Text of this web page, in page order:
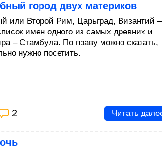
город двух материков
или Второй Рим, Царьград, Византий –
имен одного из самых древних и
– Стамбула. По праву можно сказать,
нужно посетить.
2 Читать